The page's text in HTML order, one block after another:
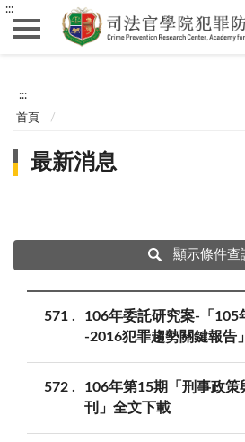
:::
:::
首頁
最新消息
顯示條件查
571
106年委託研究案-「105
-2016犯罪趨勢關鍵報告
572
106年第15期「刑事政策
刊」全文下載